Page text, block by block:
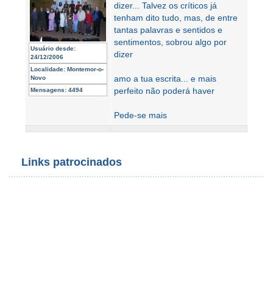
Usuário desde:
24/12/2006
Localidade: Montemor-o-
Novo
Mensagens: 4494
dizer... Talvez os críticos já
tenham dito tudo, mas, de entre
tantas palavras e sentidos e
sentimentos, sobrou algo por
dizer
amo a tua escrita... e mais
perfeito não poderá haver
Pede-se mais
Links patrocinados